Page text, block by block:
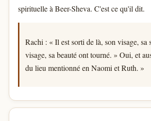
spirituelle à Beer-Sheva. C'est ce qu'il dit.
Rachi : « Il est sorti de là, son visage, sa
visage, sa beauté ont tourné. » Oui, et
du lieu mentionné en Naomi et Ruth. »